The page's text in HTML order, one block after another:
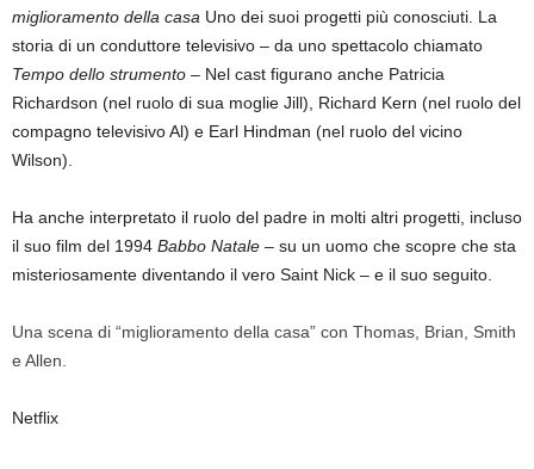
miglioramento della casa Uno dei suoi progetti più conosciuti. La
storia di un conduttore televisivo – da uno spettacolo chiamato
Tempo dello strumento – Nel cast figurano anche Patricia
Richardson (nel ruolo di sua moglie Jill), Richard Kern (nel ruolo del
compagno televisivo Al) e Earl Hindman (nel ruolo del vicino
Wilson).
Ha anche interpretato il ruolo del padre in molti altri progetti, incluso
il suo film del 1994 Babbo Natale – su un uomo che scopre che sta
misteriosamente diventando il vero Saint Nick – e il suo seguito.
Una scena di “miglioramento della casa” con Thomas, Brian, Smith
e Allen.
Netflix